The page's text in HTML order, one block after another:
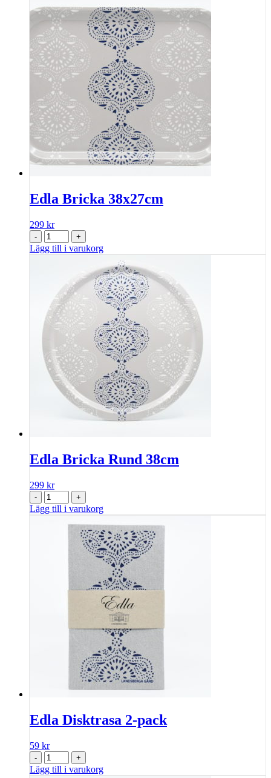
Edla Bricka 38x27cm
299 kr
- +
Lägg till i varukorg
Edla Bricka Rund 38cm
299 kr
- +
Lägg till i varukorg
Edla Disktrasa 2-pack
59 kr
- +
Lägg till i varukorg